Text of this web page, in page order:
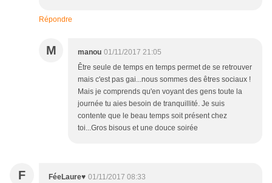
Répondre
M manou 01/11/2017 21:05
Être seule de temps en temps permet de se retrouver
mais c'est pas gai...nous sommes des êtres sociaux !
Mais je comprends qu'en voyant des gens toute la
journée tu aies besoin de tranquillité. Je suis
contente que le beau temps soit présent chez
toi...Gros bisous et une douce soirée
F FéeLaure♥ 01/11/2017 08:33